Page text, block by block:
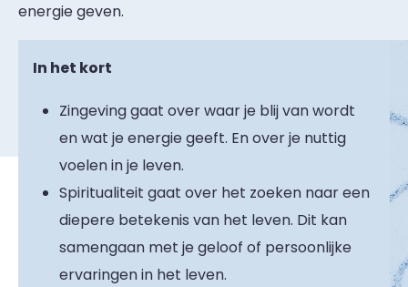
energie geven.
In het kort
Zingeving gaat over waar je blij van wordt
en wat je energie geeft. En over je nuttig
voelen in je leven.
Spiritualiteit gaat over het zoeken naar een
diepere betekenis van het leven. Dit kan
samengaan met je geloof of persoonlijke
ervaringen in het leven.